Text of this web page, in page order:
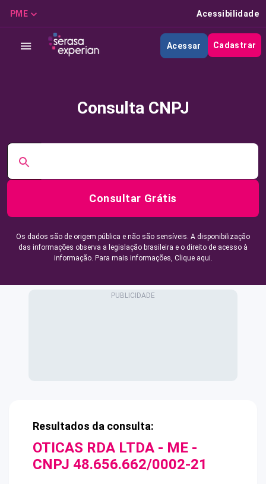
PME Acessibilidade
Acessar Cadastrar
Consulta CNPJ
Consultar Grátis
Os dados são de origem pública e não são sensíveis. A disponibilização
das informações observa a legislação brasileira e o direito de acesso à
informação. Para mais informações, Clique aqui.
Resultados da consulta:
OTICAS RDA LTDA - ME -
CNPJ 48.656.662/0002-21